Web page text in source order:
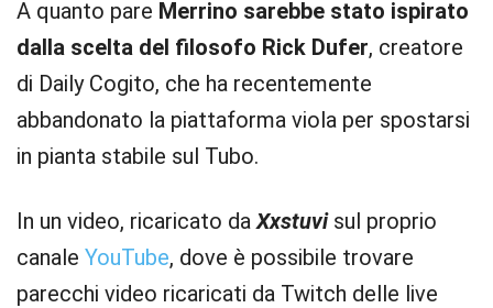
A quanto pare Merrino sarebbe stato ispirato
dalla scelta del filosofo Rick Dufer, creatore
di Daily Cogito, che ha recentemente
abbandonato la piattaforma viola per spostarsi
in pianta stabile sul Tubo.
In un video, ricaricato daXxstuvisul proprio
canale YouTube, dove è possibile trovare
parecchi video ricaricati da Twitch delle live